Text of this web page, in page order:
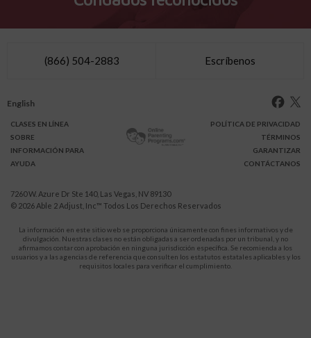
(866) 504-2883 Escríbenos
English
CLASES EN LÍNEA
SOBRE
INFORMACIÓN PARA
AYUDA
POLÍTICA DE PRIVACIDAD
TÉRMINOS
GARANTIZAR
CONTÁCTANOS
7260 W. Azure Dr Ste 140, Las Vegas, NV 89130
© 2026 Able 2 Adjust, Inc™ Todos Los Derechos Reservados
La información en este sitio web se proporciona únicamente con fines informativos y de
divulgación. Nuestras clases no están obligadas a ser ordenadas por un tribunal, y no
afirmamos contar con aprobación en ninguna jurisdicción específica. Se recomienda a los
usuarios y a las agencias de referencia que consulten los estatutos estatales aplicables y los
requisitos locales para verificar el cumplimiento.